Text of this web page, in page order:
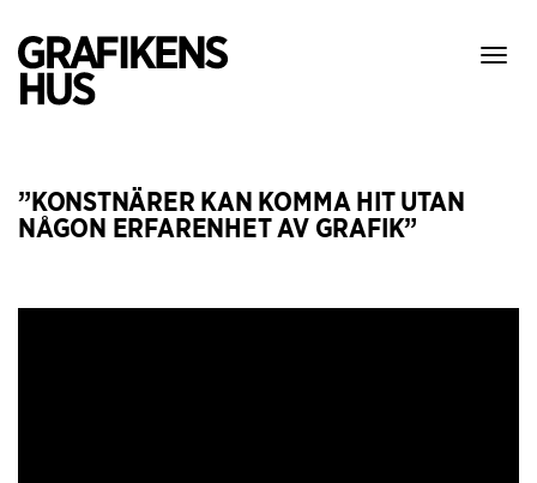
Visa
”KONSTNÄRER KAN KOMMA HIT UTAN
NÅGON ERFARENHET AV GRAFIK”